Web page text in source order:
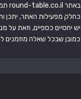
באתר round-table.co.il תמצאו תכנים ממגוון תחומים שנוגעים בכולנו.
כחלק מפעילות האתר, יתכן
יש יחסיים כספיים, וזאת על
כמובן שבכל שאלה מוזמנים